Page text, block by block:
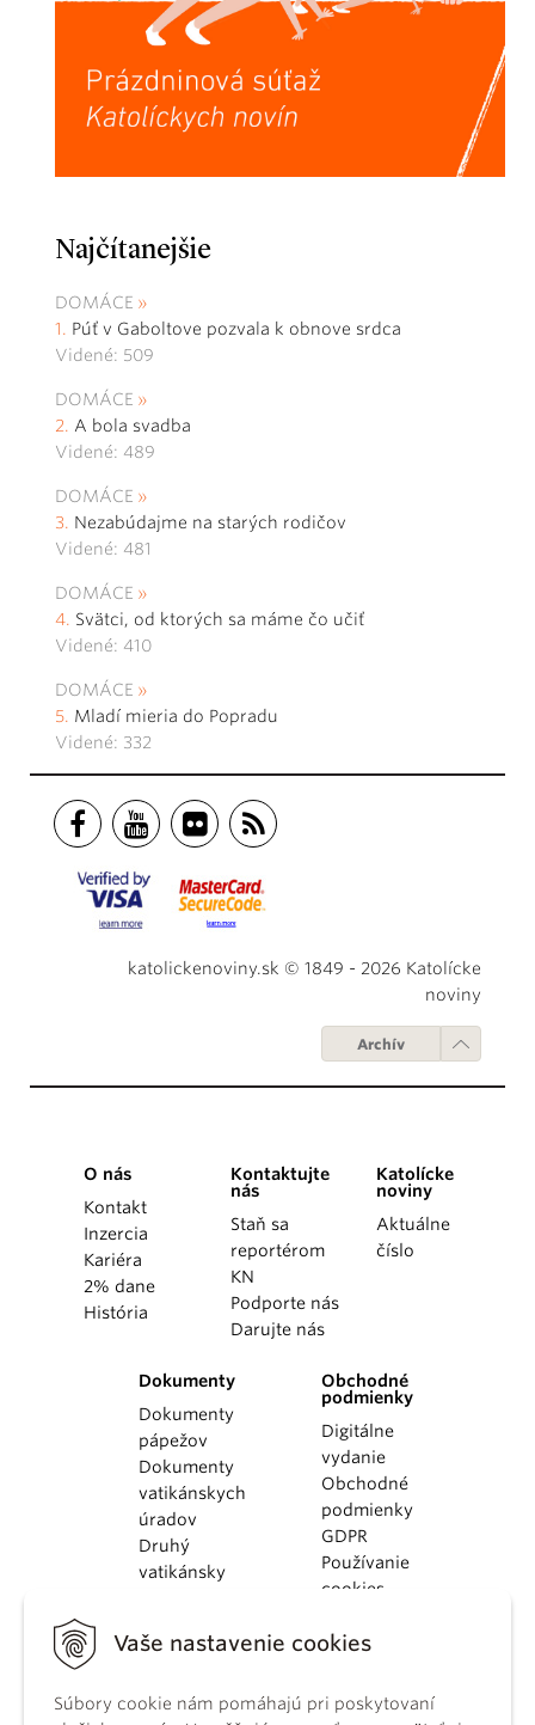
Vaše nastavenie cookies
Súbory cookie nám pomáhajú pri poskytovaní
Najčítanejšie
DOMÁCE
Púť v Gaboltove pozvala k obnove srdca
Videné: 509
DOMÁCE
A bola svadba
Videné: 489
DOMÁCE
Nezabúdajme na starých rodičov
Videné: 481
DOMÁCE
Svätci, od ktorých sa máme čo učiť
Videné: 410
DOMÁCE
Mladí mieria do Popradu
Videné: 332
katolickenoviny.sk © 1849 - 2026 Katolícke
noviny
Archív
O nás
Kontakt
Inzercia
Kariéra
2% dane
História
Kontaktujte
nás
Staň sa
reportérom
KN
Podporte nás
Darujte nás
Katolícke
noviny
Aktuálne
číslo
Dokumenty
Dokumenty
pápežov
Dokumenty
vatikánskych
úradov
Druhý
vatikánsky
KBS
kánonického
Obchodné
podmienky
Digitálne
vydanie
Obchodné
podmienky
GDPR
Používanie
cookies